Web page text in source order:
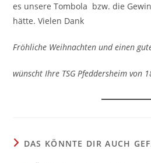
es unsere Tombola bzw. die
hätte. Vielen Dank
Fröhliche Weihnachten und einen
wünscht Ihre TSG Pfeddersheim von
DAS KÖNNTE DIR AUCH